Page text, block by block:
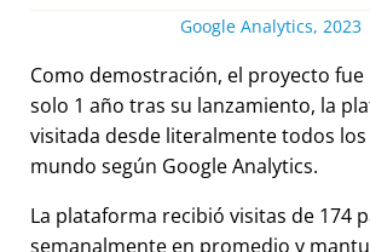
Google Analytics, 2023
Como demostración, el proyecto fue
solo 1 año tras su lanzamiento, la
visitada desde literalmente todos los
mundo según Google Analytics.
La plataforma recibió visitas de 174
semanalmente en promedio y